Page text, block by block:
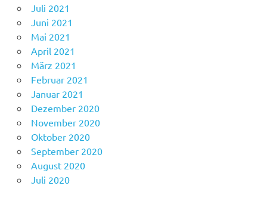
Juli 2021
Juni 2021
Mai 2021
April 2021
März 2021
Februar 2021
Januar 2021
Dezember 2020
November 2020
Oktober 2020
September 2020
August 2020
Juli 2020